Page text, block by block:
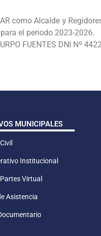
como Alcalde y
el periodo 2023-2026.
FUENTES DNl Nº
MUNICIPALES
Institucional
Virtual
Asistencia